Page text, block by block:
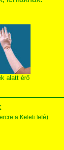
alatt érő
a Keleti felé)